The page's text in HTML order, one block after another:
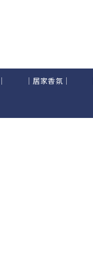
｜居家香氛｜